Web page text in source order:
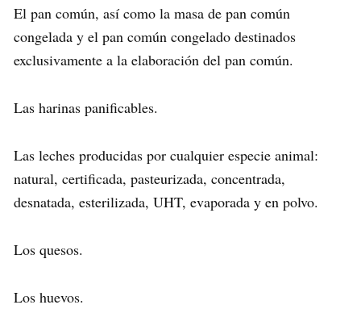
El pan común, así como la masa de pan común
congelada y el pan común congelado destinados
exclusivamente a la elaboración del pan común.
Las harinas panificables.
Las leches producidas por cualquier especie animal:
natural, certificada, pasteurizada, concentrada,
desnatada, esterilizada, UHT, evaporada y en polvo.
Los quesos.
Los huevos.